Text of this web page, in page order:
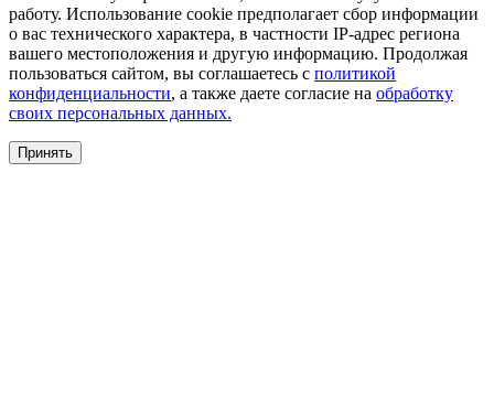
работу. Использование cookie предполагает сбор информации
о вас технического характера, в частности IP-адрес региона
вашего местоположения и другую информацию. Продолжая
пользоваться сайтом, вы соглашаетесь с политикой
конфиденциальности, а также даете согласие на обработку
своих персональных данных.
Принять